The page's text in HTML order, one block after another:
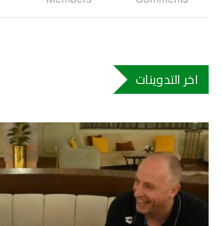
اخر التدوينات